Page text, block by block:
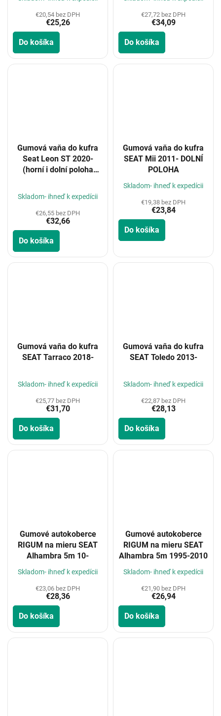
€20,54 bez DPH
€25,26
Do košíka
€27,72 bez DPH
€34,09
Do košíka
Gumová vaňa do kufra
Seat Leon ST 2020-
(horní i dolní poloha
hodnotenie
z
5
hviezdičiek.
Skladom- ihneď k expedícii
€26,55 bez DPH
€32,66
Do košíka
Gumová vaňa do kufra
SEAT Mii 2011- DOLNÍ
POLOHA
Skladom- ihneď k expedícii
€19,38 bez DPH
€23,84
Do košíka
Gumová vaňa do kufra
SEAT Tarraco 2018-
Skladom- ihneď k expedícii
€25,77 bez DPH
€31,70
Do košíka
Gumová vaňa do kufra
SEAT Toledo 2013-
Skladom- ihneď k expedícii
€22,87 bez DPH
€28,13
Do košíka
Gumové autokoberce
RIGUM na mieru SEAT
Alhambra 5m 10-
Skladom- ihneď k expedícii
€23,06 bez DPH
€28,36
Do košíka
Gumové autokoberce
RIGUM na mieru SEAT
Alhambra 5m 1995-2010
Skladom- ihneď k expedícii
€21,90 bez DPH
€26,94
Do košíka